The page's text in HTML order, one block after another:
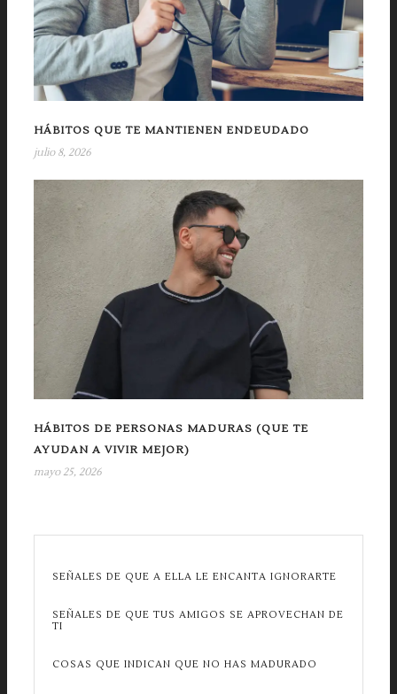
HÁBITOS QUE TE MANTIENEN ENDEUDADO
julio 8, 2026
HÁBITOS DE PERSONAS MADURAS (QUE TE
AYUDAN A VIVIR MEJOR)
mayo 25, 2026
SEÑALES DE QUE A ELLA LE ENCANTA IGNORARTE
SEÑALES DE QUE TUS AMIGOS SE APROVECHAN DE
TI
COSAS QUE INDICAN QUE NO HAS MADURADO